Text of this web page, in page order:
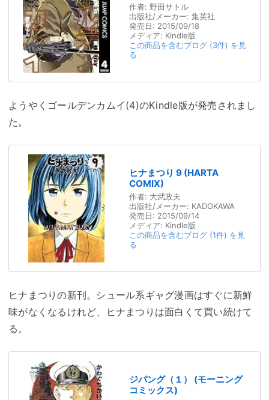
作者: 野田サトル
出版社/メーカー: 集英社
発売日: 2015/09/18
メディア: Kindle版
この商品を含むブログ (3件) を見
る
ようやくゴールデンカムイ(4)のKindle版が発売されまし
た。
ヒナまつり 9 (HARTA
COMIX)
作者: 大武政夫
出版社/メーカー: KADOKAWA
発売日: 2015/09/14
メディア: Kindle版
この商品を含むブログ (1件) を見
る
ヒナまつりの新刊。シュール系ギャグ漫画はすぐに新鮮
味がなくなるけれど、ヒナまつりは面白くて買い続けて
る。
ジパング（１） (モーニング
コミックス)